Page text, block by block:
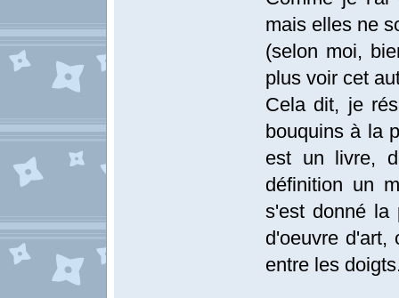
mais elles ne
(selon moi,
plus voir cet
Cela dit, je
bouquins à la
est un livre,
définition un
s'est donné la
d'oeuvre d'art,
entre les